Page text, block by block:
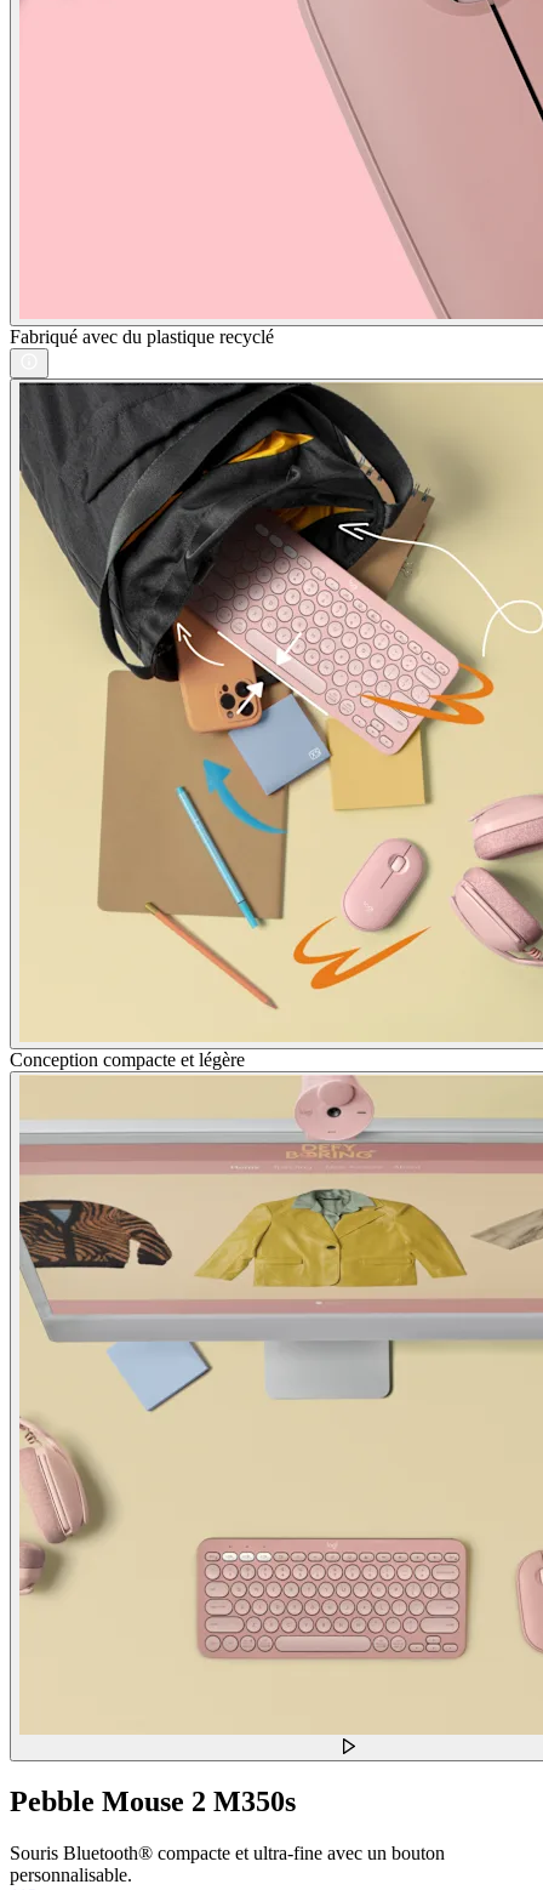
Fabriqué avec du plastique recyclé
Conception compacte et légère
Pebble Mouse 2 M350s
Souris Bluetooth® compacte et ultra-fine avec un bouton
personnalisable.